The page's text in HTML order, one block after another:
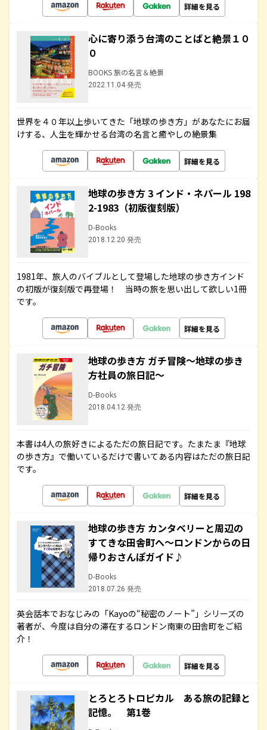
詳細を見る
心に寄り添う台湾のことばと絶景１０
０
BOOKS 旅の名言＆絶景
2022.11.04 発売
世界を４０年以上歩いてきた「地球の歩き方」があなたにお届
けする、人生を輝かせる台湾の名言と癒やしの絶景集
詳細を見る
地球の歩き方 3 インド・ネパール 198
2-1983（初版復刻版）
D-Books
2018.12.20 発売
1981年、旅人のバイブルとして登場した地球の歩き方インド
の初版が復刻版で再登場！ 当時の旅を思い出して欲しい1冊
です。
詳細を見る
地球の歩き方 ガチ冒険～地球の歩き
方社員の旅日記～
D-Books
2018.04.12 発売
本書は4人の旅好きによるただの旅日記です。たまたま『地球
の歩き方』で働いているだけで書いてある内容はただの旅日記
です。
詳細を見る
地球の歩き方 カンタベリーと周辺の
すてきな田舎町へ～ロンドンからの日
帰りおさんぽガイド♪
D-Books
2018.07.26 発売
英会話本でおなじみの「Kayoの“秘密のノート”」シリーズの
著者が、今度は自分の滞在するロンドン南東の田舎町をご紹
介！
詳細を見る
とろとろトロピカル ある旅の記録と
記憶。 第1巻